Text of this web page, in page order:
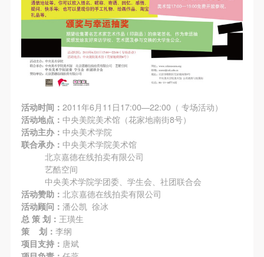
活动时间： 2011年6月11日17:00—22:00（ 专场活动）
活动地点： 中央美院美术馆（花家地南街8号）
活动主办： 中央美术学院
联合承办： 中央美术学院美术馆
北京嘉德在线拍卖有限公司
艺酷空间
中央美术学院学团委、学生会、社团联合会
活动赞助： 北京嘉德在线拍卖有限公司
活动顾问： 潘公凯 徐冰
总 策 划： 王璜生
策 划： 李纲
项目支持： 唐斌
律、法规，必须遵循道德和社会公德规范，并应该具
备以人为本、团结友爱、互相帮助和助人为乐的良好
品质。
参加本次活动人员应该是成年人（具有完全民事行为
能力的人，18周岁以上）未成年人必须在成年人的陪
同下参观。
第四条
参加活动者在此次活动期间的人身安全责任自负。鼓
励参加者自行购买人身安全保险。活动中一旦出现事
故，活动中任何非事故当事人及美术馆将不承担人身
事故的任何责任，但有互相援助的义务。参加活动的
成员应当积极主动的组织实施救援工作，但对事故本
身不承担任何法律责任和经济责任。参加本次活动者
的人身安全不负有民事及相关连带责任。
第五条
律、法规，必须遵循道德和社会公德规范，并应该具
备以人为本、团结友爱、互相帮助和助人为乐的良好
品质。
参加本次活动人员应该是成年人（具有完全民事行为
能力的人，18周岁以上）未成年人必须在成年人的陪
同下参观。
第四条
参加活动者在此次活动期间的人身安全责任自负。鼓
励参加者自行购买人身安全保险。活动中一旦出现事
故，活动中任何非事故当事人及美术馆将不承担人身
事故的任何责任，但有互相援助的义务。参加活动的
成员应当积极主动的组织实施救援工作，但对事故本
身不承担任何法律责任和经济责任。参加本次活动者
的人身安全不负有民事及相关连带责任。
第五条
律、法规，必须遵循道德和社会公德规范，并应该具
备以人为本、团结友爱、互相帮助和助人为乐的良好
品质。
参加本次活动人员应该是成年人（具有完全民事行为
能力的人，18周岁以上）未成年人必须在成年人的陪
同下参观。
第四条
参加活动者在此次活动期间的人身安全责任自负。鼓
励参加者自行购买人身安全保险。活动中一旦出现事
故，活动中任何非事故当事人及美术馆将不承担人身
事故的任何责任，但有互相援助的义务。参加活动的
成员应当积极主动的组织实施救援工作，但对事故本
身不承担任何法律责任和经济责任。参加本次活动者
的人身安全不负有民事及相关连带责任。
第五条